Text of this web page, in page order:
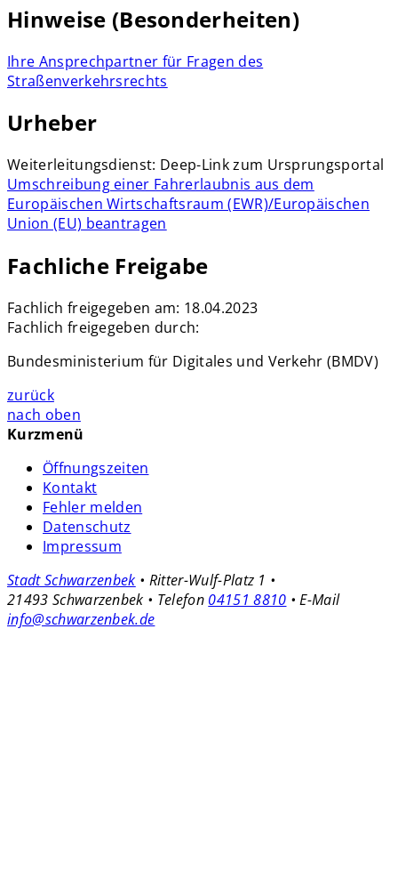
Hinweise (Besonderheiten)
Ihre Ansprechpartner für Fragen des
Straßenverkehrsrechts
Urheber
Weiterleitungsdienst: Deep-Link zum Ursprungsportal
Umschreibung einer Fahrerlaubnis aus dem
Europäischen Wirtschaftsraum (EWR)/Europäischen
Union (EU) beantragen
Fachliche Freigabe
Fachlich freigegeben am: 18.04.2023
Fachlich freigegeben durch:
Bundesministerium für Digitales und Verkehr (BMDV)
zurück
nach oben
Kurzmenü
Öffnungszeiten
Kontakt
Fehler melden
Datenschutz
Impressum
Stadt Schwarzenbek • Ritter-Wulf-Platz 1 •
21493 Schwarzenbek • Telefon 04151 8810 • E-Mail
info@schwarzenbek.de